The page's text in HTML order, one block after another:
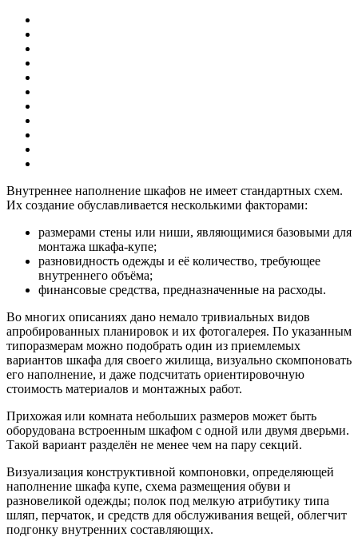
Внутреннее наполнение шкафов не имеет стандартных схем.
Их создание обуславливается несколькими факторами:
размерами стены или ниши, являющимися базовыми для
монтажа шкафа-купе;
разновидность одежды и её количество, требующее
внутреннего объёма;
финансовые средства, предназначенные на расходы.
Во многих описаниях дано немало тривиальных видов
апробированных планировок и их фотогалерея. По указанным
типоразмерам можно подобрать один из приемлемых
вариантов шкафа для своего жилища, визуально скомпоновать
его наполнение, и даже подсчитать ориентировочную
стоимость материалов и монтажных работ.
Прихожая или комната небольших размеров может быть
оборудована встроенным шкафом с одной или двумя дверьми.
Такой вариант разделён не менее чем на пару секций.
Визуализация конструктивной компоновки, определяющей
наполнение шкафа купе, схема размещения обуви и
разновеликой одежды; полок под мелкую атрибутику типа
шляп, перчаток, и средств для обслуживания вещей, облегчит
подгонку внутренних составляющих.